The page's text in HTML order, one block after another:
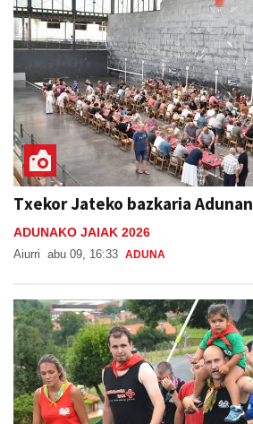
Txekor Jateko bazkaria Adunan
ADUNAKO JAIAK 2026
Aiurri abu 09, 16:33 ADUNA